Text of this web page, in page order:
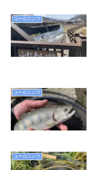
ユーロニンフ
ユーロニンフ
ユーロニンフ